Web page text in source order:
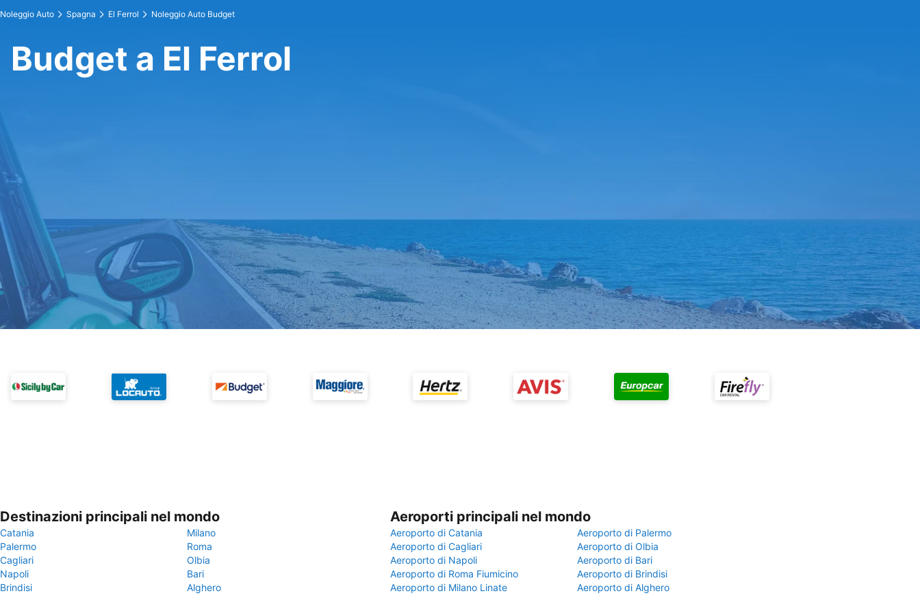
Noleggio Auto Spagna El Ferrol Noleggio Auto Budget
Budget a El Ferrol
Destinazioni principali nel mondo
Catania
Milano
Palermo
Roma
Cagliari
Olbia
Napoli
Bari
Brindisi
Alghero
Aeroporti principali nel mondo
Aeroporto di Catania
Aeroporto di Palermo
Aeroporto di Cagliari
Aeroporto di Olbia
Aeroporto di Napoli
Aeroporto di Bari
Aeroporto di Roma Fiumicino
Aeroporto di Brindisi
Aeroporto di Milano Linate
Aeroporto di Alghero